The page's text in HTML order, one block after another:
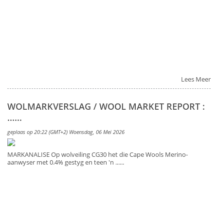
Lees Meer
WOLMARKVERSLAG / WOOL MARKET REPORT :
......
geplaas op 20:22 (GMT+2) Woensdag, 06 Mei 2026
MARKANALISE Op wolveiling CG30 het die Cape Wools Merino-
aanwyser met 0.4% gestyg en teen 'n ......